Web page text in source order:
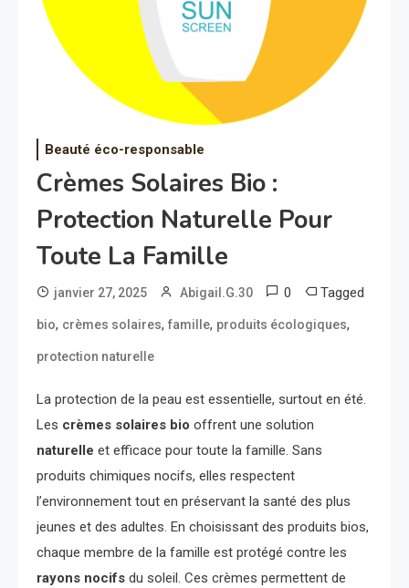
Beauté éco-responsable
Crèmes Solaires Bio :
Protection Naturelle Pour
Toute La Famille
janvier 27, 2025 Abigail.G.30 0 Tagged
bio, crèmes solaires, famille, produits écologiques,
protection naturelle
La protection de la peau est essentielle, surtout en été.
Les crèmes solaires bio offrent une solution
naturelle et efficace pour toute la famille. Sans
produits chimiques nocifs, elles respectent
l’environnement tout en préservant la santé des plus
jeunes et des adultes. En choisissant des produits bios,
chaque membre de la famille est protégé contre les
rayons nocifs du soleil. Ces crèmes permettent de